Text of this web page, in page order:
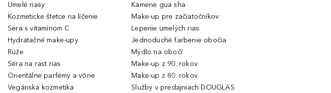
Umelé riasy
Kozmeticke štetce na líčenie
Séra s vitamínom C
Hydratačné make-upy
Rúže
Séra na rast rias
Orientálne parfémy a vône
Vegánska kozmetika
Kamene gua sha
Make-up pre začiatočníkov
Lepenie umelých rias
Jednoduché farbenie obočia
Mýdlo na obočí
Make-up z 90. rokov
Make-up z 80. rokov
Služby v predajniach DOUGLAS